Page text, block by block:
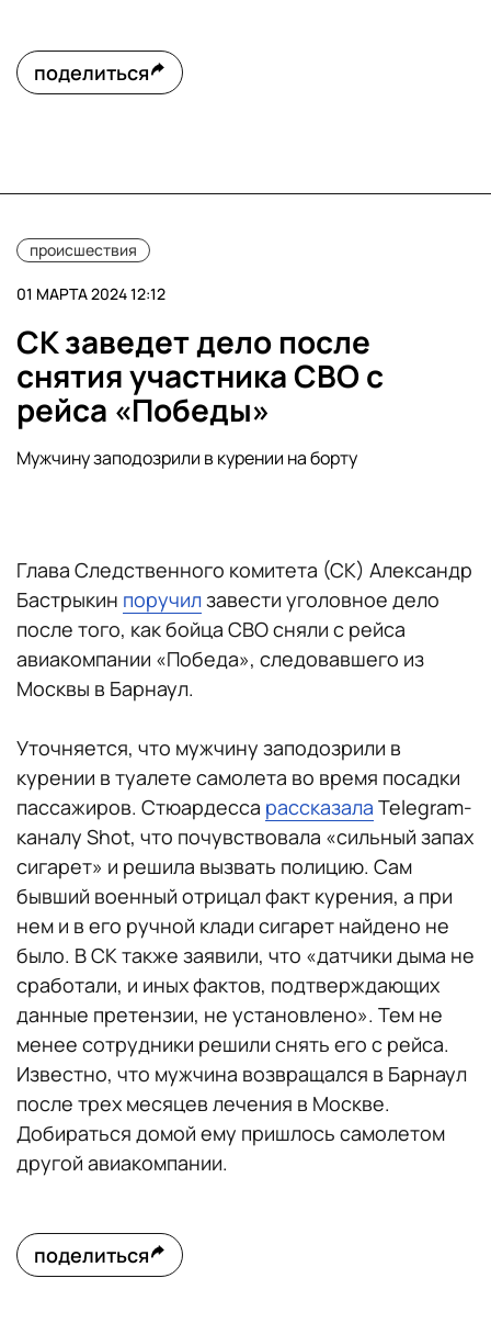
поделиться
происшествия
01 МАРТА 2024 12:12
СК заведет дело после
снятия участника СВО с
рейса «Победы»
Мужчину заподозрили в курении на борту
Глава Следственного комитета (СК) Александр
Бастрыкин поручилзавести уголовное дело
после того, как бойца СВО сняли с рейса
авиакомпании «Победа», следовавшего из
Москвы в Барнаул.
Уточняется, что мужчину заподозрили в
курении в туалете самолета во время посадки
пассажиров. Стюардесса рассказала Telegram-
каналу Shot, что почувствовала «сильный запах
сигарет» и решила вызвать полицию. Сам
бывший военный отрицал факт курения, а при
нем и в его ручной клади сигарет найдено не
было. В СК также заявили, что «датчики дыма не
сработали, и иных фактов, подтверждающих
данные претензии, не установлено». Тем не
менее сотрудники решили снять его с рейса.
Известно, что мужчина возвращался в Барнаул
после трех месяцев лечения в Москве.
Добираться домой ему пришлось самолетом
другой авиакомпании.
поделиться